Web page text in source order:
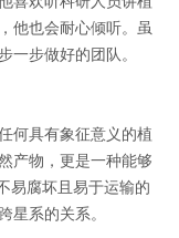
他也会耐心倾听。虽
一步做好的团队。
何具有象征意义的植
产物，更是一种能够
易腐坏且易于运输的
星系的关系。